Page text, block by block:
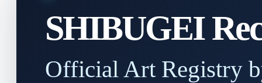
SHIBUGEI
Official Art Registry